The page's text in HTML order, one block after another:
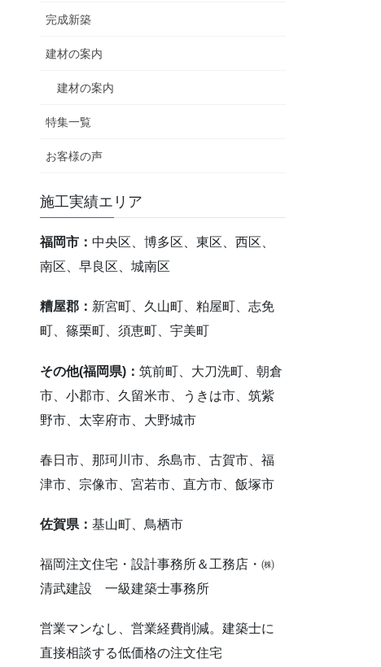
完成新築
建材の案内
建材の案内
特集一覧
お客様の声
施工実績エリア
福岡市：中央区、博多区、東区、西区、
南区、早良区、城南区
糟屋郡： 新宮町、久山町、粕屋町、志免
町、篠栗町、須恵町、宇美町
その他(福岡県)：筑前町、大刀洗町、朝倉
市、小郡市、久留米市、うきは市、筑紫
野市、太宰府市、大野城市
春日市、那珂川市、糸島市、古賀市、福
津市、宗像市、宮若市、直方市、飯塚市
佐賀県：基山町、鳥栖市
福岡注文住宅・設計事務所＆工務店・㈱
清武建設 一級建築士事務所
営業マンなし、営業経費削減。建築士に
直接相談する低価格の注文住宅